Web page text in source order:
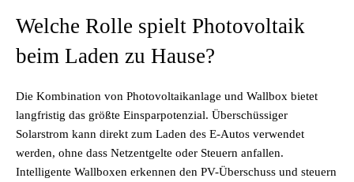
Welche Rolle spielt Photovoltaik
beim Laden zu Hause?
Die Kombination von Photovoltaikanlage und Wallbox bietet
langfristig das größte Einsparpotenzial. Überschüssiger
Solarstrom kann direkt zum Laden des E-Autos verwendet
werden, ohne dass Netzentgelte oder Steuern anfallen.
Intelligente Wallboxen erkennen den PV-Überschuss und steuern